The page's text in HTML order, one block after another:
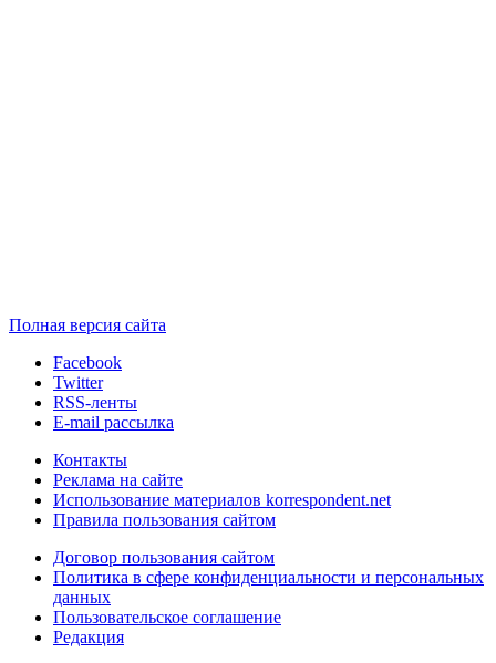
Полная версия сайта
Facebook
Twitter
RSS-ленты
E-mail рассылка
Контакты
Реклама на сайте
Использование материалов korrespondent.net
Правила пользования сайтом
Договор пользования сайтом
Политика в сфере конфиденциальности и персональных
данных
Пользовательское соглашение
Редакция